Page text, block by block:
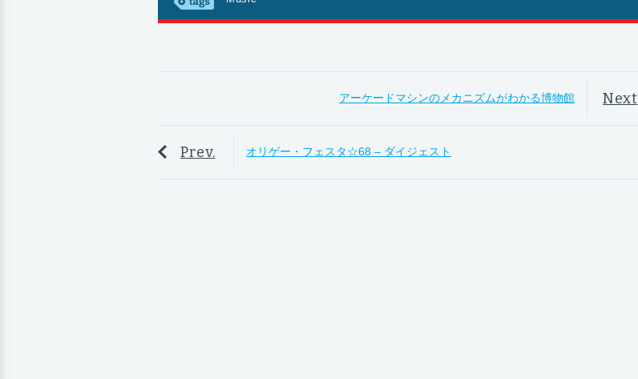
アーケードマシンのメカニズムがわかる博物館 Next
Prev. オリゲー・フェスタ☆68 – ダイジェスト